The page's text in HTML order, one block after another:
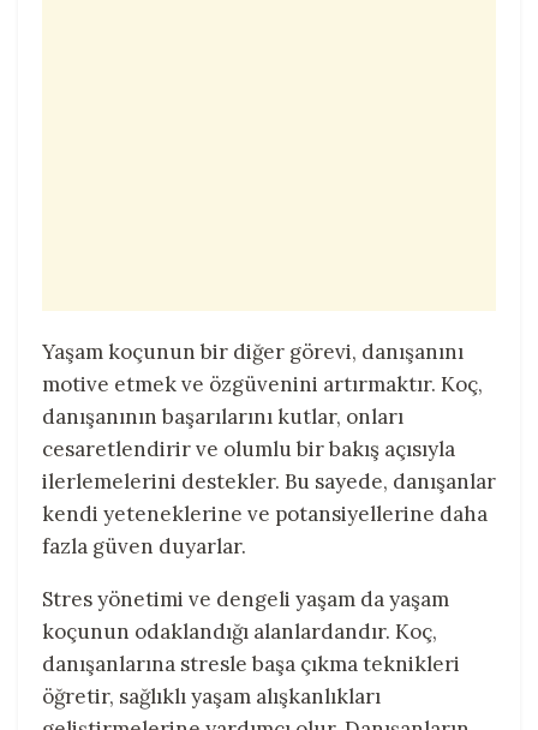
Yaşam koçunun bir diğer görevi, danışanını
motive etmek ve özgüvenini artırmaktır. Koç,
danışanının başarılarını kutlar, onları
cesaretlendirir ve olumlu bir bakış açısıyla
ilerlemelerini destekler. Bu sayede, danışanlar
kendi yeteneklerine ve potansiyellerine daha
fazla güven duyarlar.
Stres yönetimi ve dengeli yaşam da yaşam
koçunun odaklandığı alanlardandır. Koç,
danışanlarına stresle başa çıkma teknikleri
öğretir, sağlıklı yaşam alışkanlıkları